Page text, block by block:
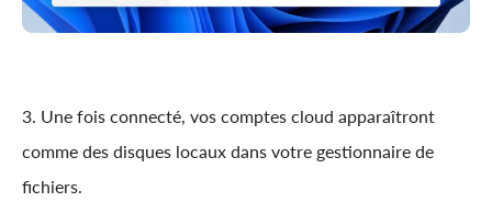
3. Une fois connecté, vos comptes cloud apparaîtront
comme des disques locaux dans votre gestionnaire de
fichiers.